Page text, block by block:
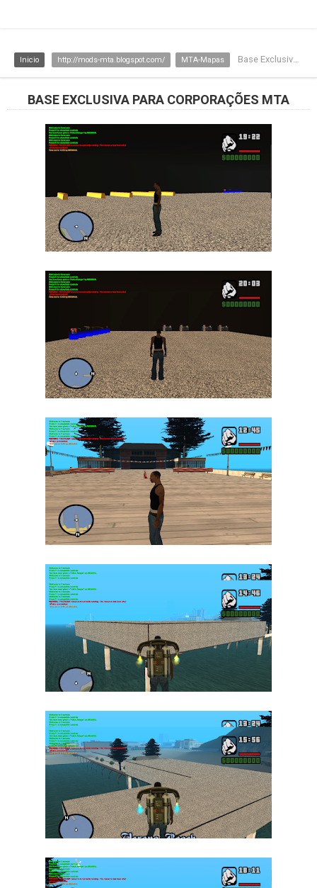
Inicio http://mods-mta.blogspot.com/ MTA-Mapas Base Exclusiva para corporações MTA
BASE EXCLUSIVA PARA CORPORAÇÕES MTA